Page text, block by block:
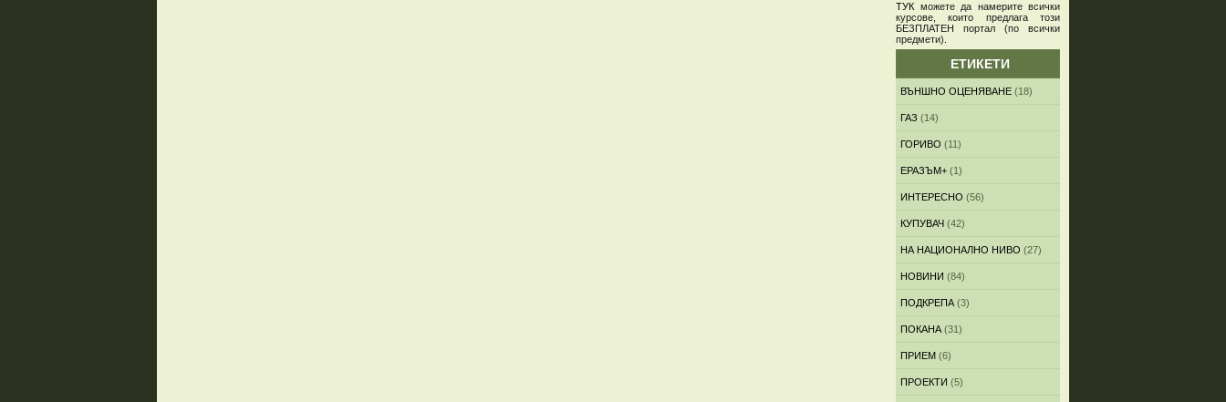
ТУКможете да намерите всички
курсове, които предлага този
БЕЗПЛАТЕН портал (по всички
предмети).
ЕТИКЕТИ
ВЪНШНО ОЦЕНЯВАНЕ (18)
ГАЗ (14)
ГОРИВО (11)
ЕРАЗЪМ+ (1)
ИНТЕРЕСНО (56)
КУПУВАЧ (42)
НА НАЦИОНАЛНО НИВО (27)
НОВИНИ (84)
ПОДКРЕПА (3)
ПОКАНА (31)
ПРИЕМ (6)
ПРОЕКТИ (5)